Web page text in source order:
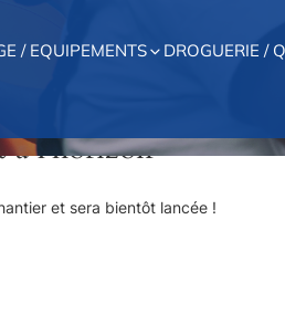
/ EQUIPEMENTS DROGUERIE /
à l’horizon
et sera bientôt lancée !